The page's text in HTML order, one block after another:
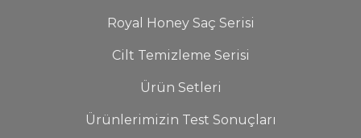
Royal Honey Saç Serisi
Cilt Temizleme Serisi
Ürün Setleri
Ürünlerimizin Test Sonuçları